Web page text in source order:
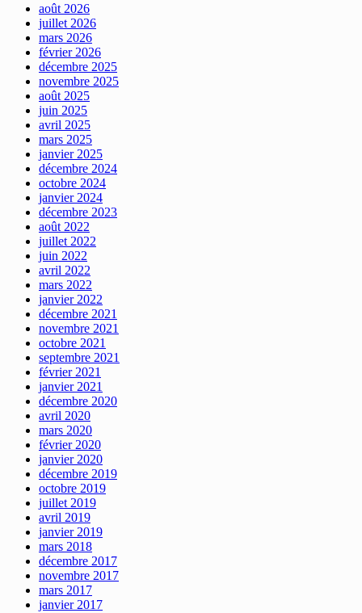
août 2026
juillet 2026
mars 2026
février 2026
décembre 2025
novembre 2025
août 2025
juin 2025
avril 2025
mars 2025
janvier 2025
décembre 2024
octobre 2024
janvier 2024
décembre 2023
août 2022
juillet 2022
juin 2022
avril 2022
mars 2022
janvier 2022
décembre 2021
novembre 2021
octobre 2021
septembre 2021
février 2021
janvier 2021
décembre 2020
avril 2020
mars 2020
février 2020
janvier 2020
décembre 2019
octobre 2019
juillet 2019
avril 2019
janvier 2019
mars 2018
décembre 2017
novembre 2017
mars 2017
janvier 2017